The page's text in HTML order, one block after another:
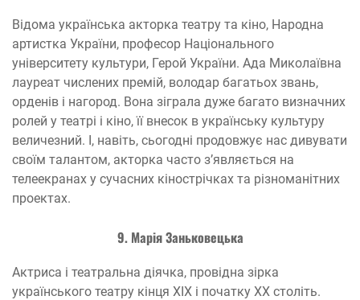
Відома українська акторка театру та кіно, Народна
артистка України, професор Національного
університету культури, Герой України. Ада Миколаївна
лауреат числених премій, володар багатьох звань,
орденів і нагород. Вона зіграла дуже багато визначних
ролей у театрі і кіно, її внесок в українську культуру
величезний. І, навіть, сьогодні продовжує нас дивувати
своїм талантом, акторка часто з’являється на
телеекранах у сучасних кінострічках та різноманітних
проектах.
9. Марія Заньковецька
Актриса і театральна діячка, провідна зірка
українського театру кінця ХІХ і початку ХХ століть.